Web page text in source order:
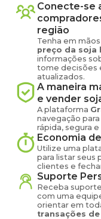
Conecte-se
região
Tenha em
preço da soja
informações
tome decisões
atualizados.
A maneira
e vender
A plataforma
navegação
rápida, segura
Economia
Utilize uma
para listar seus
clientes e
Suporte
Receba
com uma
orientar em
transações de